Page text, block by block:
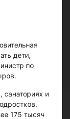
дети,
по
санаториях и
175 тысяч